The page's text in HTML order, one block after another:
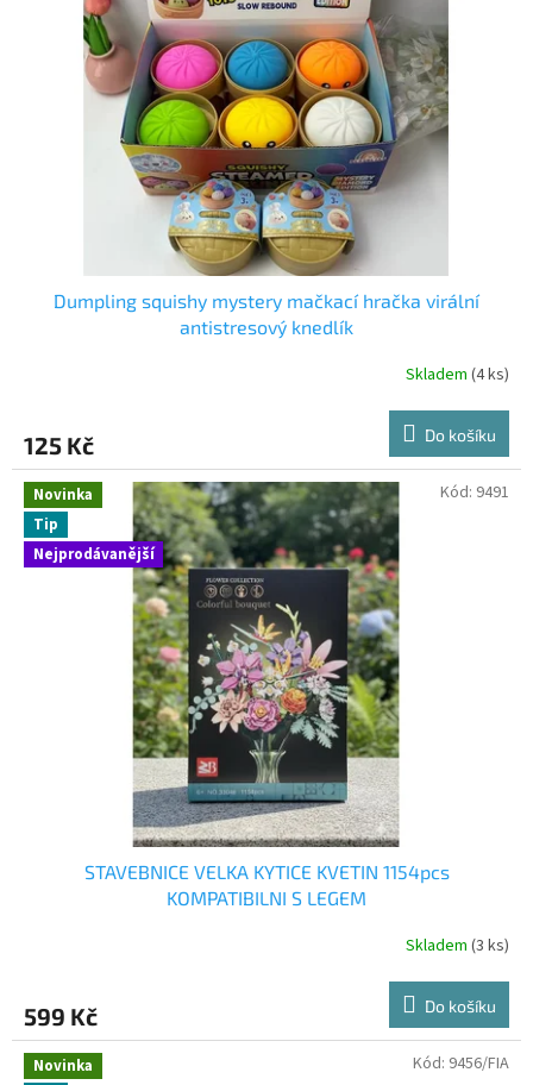
Dumpling squishy mystery mačkací hračka virální
antistresový knedlík
Skladem (4 ks)
125 Kč Do košíku
Novinka
Tip
Nejprodávanější
STAVEBNICE VELKA KYTICE KVETIN 1154pcs
KOMPATIBILNI S LEGEM
Skladem (3 ks)
599 Kč Do košíku
Kód: 9491
Novinka
Kód: 9456/FIA